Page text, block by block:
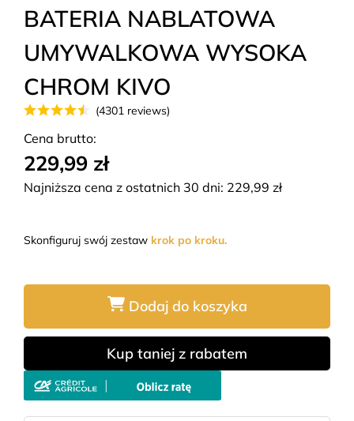
BATERIA NABLATOWA
UMYWALKOWA WYSOKA
CHROM KIVO
(4301 reviews)
Cena brutto:
229,99 zł
Najniższa cena z ostatnich 30 dni: 229,99 zł
Skonfiguruj swój zestaw krok po kroku.
Dodaj do koszyka
Kup taniej z rabatem